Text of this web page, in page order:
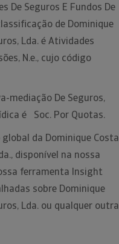
De Seguros E Fundos De
de Dominique
Lda. é Atividades
N.e., cujo código
mediação De Seguros,
é Soc. Por Quotas.
da Dominique Costa
disponível na nossa
ferramenta Insight
sobre Dominique
Lda. ou qualquer outra